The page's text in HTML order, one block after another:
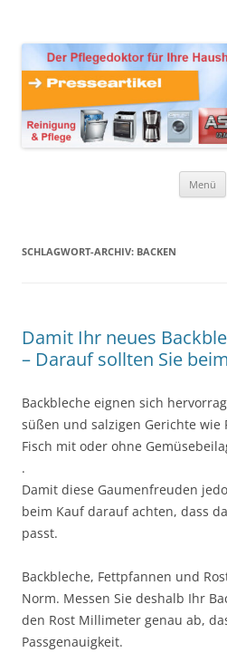
Menü
SCHLAGWORT-ARCHIV: BACKEN
Damit Ihr neues
– Darauf sollten Sie
Backbleche eignen sich
süßen und salzigen Gerichte wie
Fisch mit oder ohne
.
Damit diese Gaumenfreuden
beim Kauf darauf achten, dass
passt.
Backbleche, Fettpfannen und
Norm. Messen Sie deshalb Ihr
den Rost Millimeter genau ab,
Passgenauigkeit.